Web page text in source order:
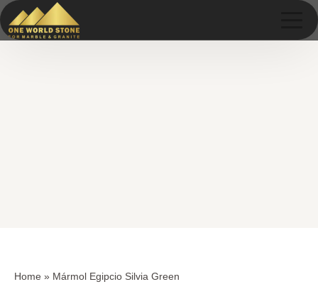
Home » Mármol Egipcio Silvia Green